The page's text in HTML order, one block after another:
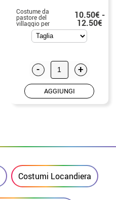
Costume da
pastore del
villaggio per
bambina
10.50€ -
12.50€
- +
AGGIUNGI
Costumi Locandiera